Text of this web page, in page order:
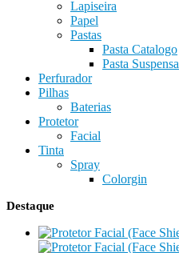
Lapiseira
Papel
Pastas
Pasta Catalogo
Pasta Suspensa
Perfurador
Pilhas
Baterias
Protetor
Facial
Tinta
Spray
Colorgin
Destaque